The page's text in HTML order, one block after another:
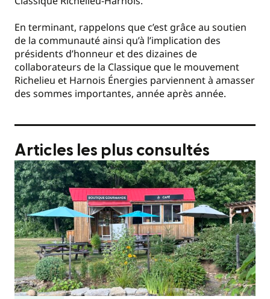
En terminant, rappelons que c’est grâce au soutien
de la communauté ainsi qu’à l’implication des
présidents d’honneur et des dizaines de
collaborateurs de la Classique que le mouvement
Richelieu et Harnois Énergies parviennent à amasser
des sommes importantes, année après année.
Articles les plus consultés